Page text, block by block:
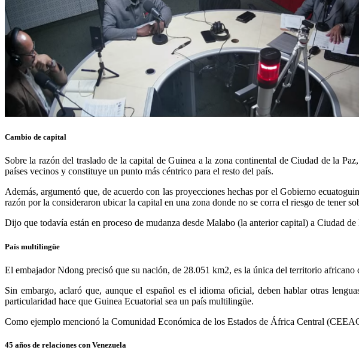
Cambio de capital
Sobre la razón del traslado de la capital de Guinea a la zona continental de Ciudad de la
países vecinos y constituye un punto más céntrico para el resto del país.
Además, argumentó que, de acuerdo con las proyecciones hechas por el Gobierno
razón por la consideraron ubicar la capital en una zona donde no se corra el riesgo de tener
Dijo que todavía están en proceso de mudanza desde Malabo (la anterior capital) a Ciudad
País multilingüe
El embajador Ndong precisó que su nación, de 28.051 km2, es la única del territorio
Sin embargo, aclaró que, aunque el español es el idioma oficial, deben hablar otras
particularidad hace que Guinea Ecuatorial sea un país multilingüe.
Como ejemplo mencionó la Comunidad Económica de los Estados de África Central
45 años de relaciones con Venezuela